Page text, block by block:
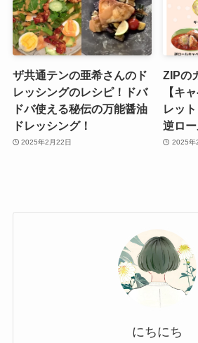
ザ共通テンの亜希さんのド
レッシングのレシピ！ドバ
ドバ使える秘伝の万能醤油
ドレッシング！
2025年2月22日
ZIPの
【キ
レッ
逆ロー
2025年
にちにち